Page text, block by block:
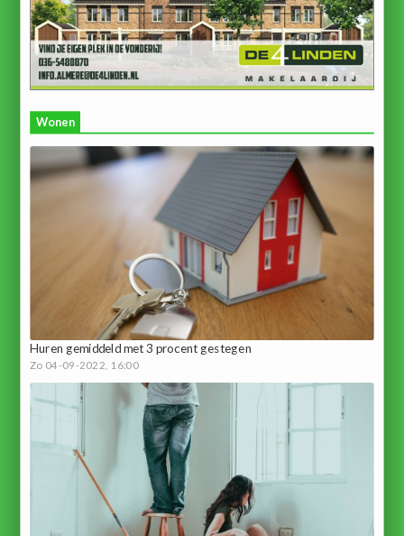
Wonen
Huren gemiddeld met 3 procent gestegen
Zo 04-09-2022, 16:00